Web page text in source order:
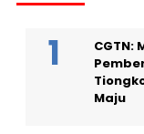
CGTN:
Maju